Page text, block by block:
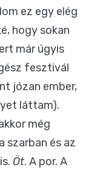
ez egy elég
hogy sokan
már úgyis
fesztivál
józan ember,
láttam).
még
szarban és az
Öt. A por. A